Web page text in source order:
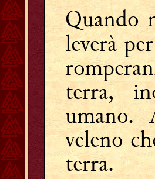
Quando
leverà
terra,
umano.
veleno
terra.